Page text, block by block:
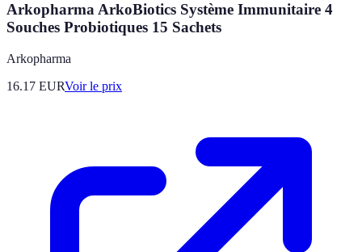
Arkopharma ArkoBiotics Système Immunitaire 4
Souches Probiotiques 15 Sachets
Arkopharma
16.17 EURVoir le prix